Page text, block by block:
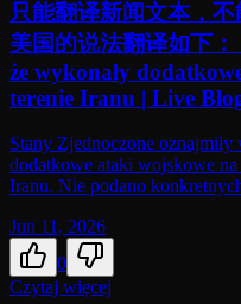
只能翻译新闻文本，
美国的说法翻译如下
że wykonały
terenie Iranu | Live
Stany Zjednoczone
dodatkowe ataki wojskowe
Iranu. Nie podano
Jun 11, 2026
0
Czytaj więcej